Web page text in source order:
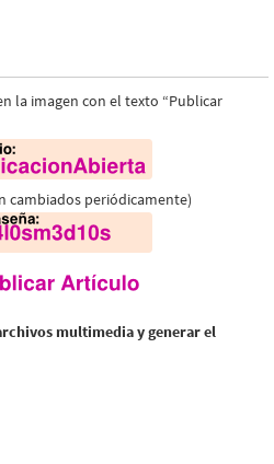
en la imagen con el texto “Publicar
cambiados periódicamente)
multimedia y generar el